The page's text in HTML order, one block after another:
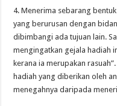
4. Menerima sebarang
yang berurusan dengan
dibimbangi ada tujuan lain.
mengingatkan gejala hadiah
kerana ia merupakan
hadiah yang diberikan oleh
menegahnya daripada